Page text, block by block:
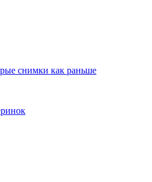
снимки как раньше